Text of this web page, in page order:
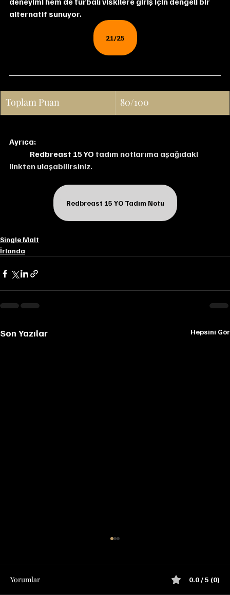
alternatif sunuyor.
21/25
Toplam Puan 80/100
Ayrıca;
Redbreast 15 YO tadım notlarıma aşağıdaki
linkten ulaşabilirsiniz.
Redbreast 15 YO Tadım Notu
Single Malt
İrlanda
Son Yazılar Hepsini Gör
Yorumlar 0.0 / 5 (0)